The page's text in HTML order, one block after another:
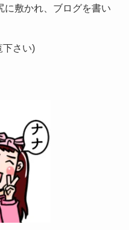
に敷かれ、ブログを書い
下さい)